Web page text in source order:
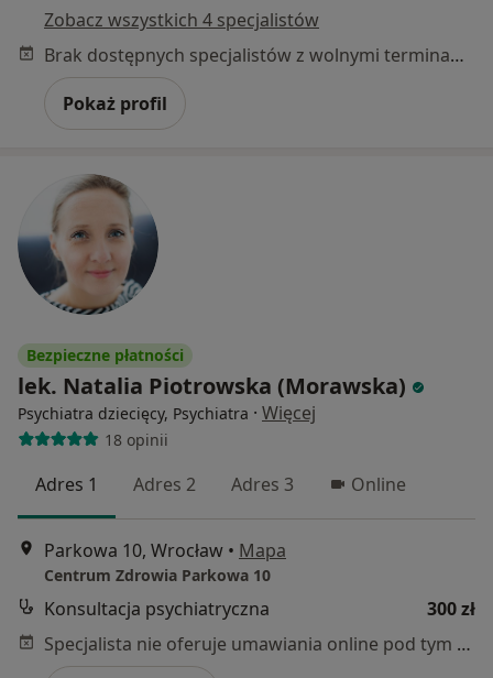
Zobacz wszystkich 4 specjalistów
Brak dostępnych specjalistów z wolnymi terminami w tym centrum medycznym.
Pokaż profil
Bezpieczne płatności
lek. Natalia Piotrowska (Morawska)
Psychiatra dziecięcy, Psychiatra · Więcej
18 opinii
Adres 1 Adres 2 Adres 3 Online
Parkowa 10, Wrocław • Mapa
Centrum Zdrowia Parkowa 10
Konsultacja psychiatryczna
300 zł
Specjalista nie oferuje umawiania online pod tym adresem.